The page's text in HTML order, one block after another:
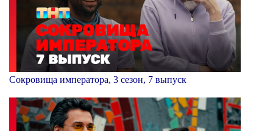
Сокровища императора, 3 сезон, 7 выпуск